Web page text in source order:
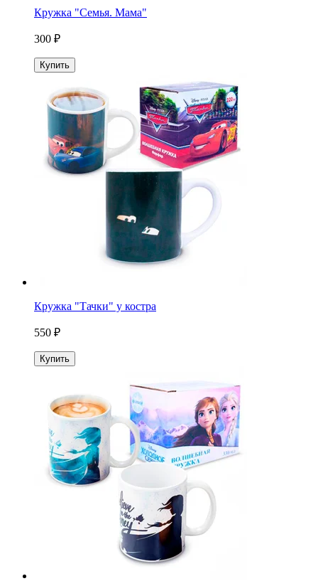
Кружка "Семья. Мама"
300 ₽
Купить
Кружка "Тачки" у костра
550 ₽
Купить